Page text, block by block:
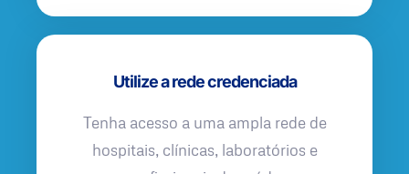
Utilize a rede credenciada
Tenha acesso a uma ampla rede de
hospitais, clínicas, laboratórios e